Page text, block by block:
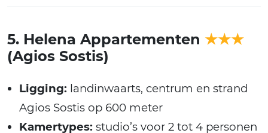
5. Helena Appartementen ★★★
(Agios Sostis)
Ligging: landinwaarts, centrum en strand
Agios Sostis op 600 meter
Kamertypes: studio’s voor 2 tot 4 personen